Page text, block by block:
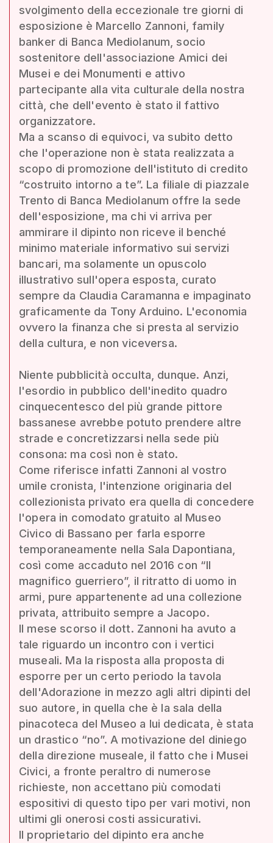
svolgimento della eccezionale tre giorni di
esposizione è Marcello Zannoni, family
banker di Banca Mediolanum, socio
sostenitore dell'associazione Amici dei
Musei e dei Monumenti e attivo
partecipante alla vita culturale della nostra
città, che dell'evento è stato il fattivo
organizzatore.
Ma a scanso di equivoci, va subito detto
che l'operazione non è stata realizzata a
scopo di promozione dell'istituto di credito
“costruito intorno a te”. La filiale di piazzale
Trento di Banca Mediolanum offre la sede
dell'esposizione, ma chi vi arriva per
ammirare il dipinto non riceve il benché
minimo materiale informativo sui servizi
bancari, ma solamente un opuscolo
illustrativo sull'opera esposta, curato
sempre da Claudia Caramanna e impaginato
graficamente da Tony Arduino. L'economia
ovvero la finanza che si presta al servizio
della cultura, e non viceversa.
Niente pubblicità occulta, dunque. Anzi,
l'esordio in pubblico dell'inedito quadro
cinquecentesco del più grande pittore
bassanese avrebbe potuto prendere altre
strade e concretizzarsi nella sede più
consona: ma così non è stato.
Come riferisce infatti Zannoni al vostro
umile cronista, l'intenzione originaria del
collezionista privato era quella di concedere
l'opera in comodato gratuito al Museo
Civico di Bassano per farla esporre
temporaneamente nella Sala Dapontiana,
così come accaduto nel 2016 con “Il
magnifico guerriero”, il ritratto di uomo in
armi, pure appartenente ad una collezione
privata, attribuito sempre a Jacopo.
Il mese scorso il dott. Zannoni ha avuto a
tale riguardo un incontro con i vertici
museali. Ma la risposta alla proposta di
esporre per un certo periodo la tavola
dell'Adorazione in mezzo agli altri dipinti del
suo autore, in quella che è la sala della
pinacoteca del Museo a lui dedicata, è stata
un drastico “no”. A motivazione del diniego
della direzione museale, il fatto che i Musei
Civici, a fronte peraltro di numerose
richieste, non accettano più comodati
espositivi di questo tipo per vari motivi, non
ultimi gli onerosi costi assicurativi.
Il proprietario del dipinto era anche